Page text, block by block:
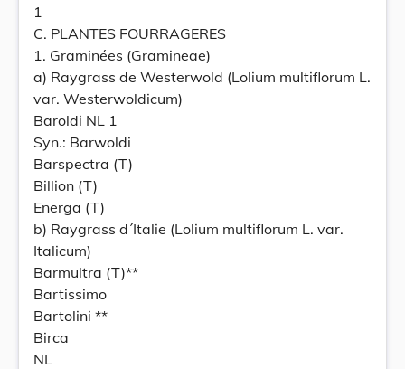
1
C. PLANTES FOURRAGERES
1. Graminées (Gramineae)
a) Raygrass de Westerwold (Lolium multiflorum L.
var. Westerwoldicum)
Baroldi NL 1
Syn.: Barwoldi
Barspectra (T)
Billion (T)
Energa (T)
b) Raygrass d´Italie (Lolium multiflorum L. var.
Italicum)
Barmultra (T)**
Bartissimo
Bartolini **
Birca
NL